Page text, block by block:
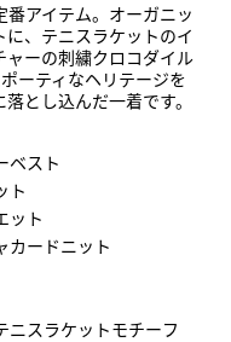
アイテム。オーガニッ
、テニスラケットのイ
ャーの刺繍クロコダイル
ーティなヘリテージを
とし込んだ一着です。
ベスト
ト
ット
カードニット
ニスラケットモチーフ